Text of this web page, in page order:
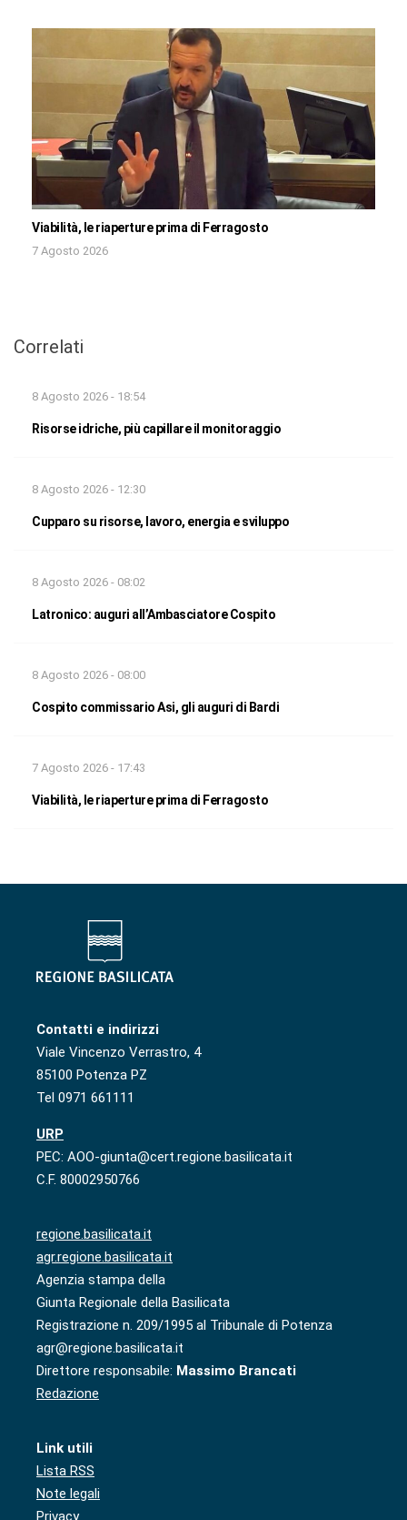
Viabilità, le riaperture prima di Ferragosto
7 Agosto 2026
Correlati
8 Agosto 2026 - 18:54
Risorse idriche, più capillare il monitoraggio
8 Agosto 2026 - 12:30
Cupparo su risorse, lavoro, energia e sviluppo
8 Agosto 2026 - 08:02
Latronico: auguri all’Ambasciatore Cospito
8 Agosto 2026 - 08:00
Cospito commissario Asi, gli auguri di Bardi
7 Agosto 2026 - 17:43
Viabilità, le riaperture prima di Ferragosto
Contatti e indirizzi
Viale Vincenzo Verrastro, 4
85100 Potenza PZ
Tel 0971 661111
URP
PEC: AOO-giunta@cert.regione.basilicata.it
C.F. 80002950766
regione.basilicata.it
agr.regione.basilicata.it
Agenzia stampa della
Giunta Regionale della Basilicata
Registrazione n. 209/1995 al Tribunale di Potenza
agr@regione.basilicata.it
Direttore responsabile: Massimo Brancati
Redazione
Link utili
Lista RSS
Note legali
Privacy